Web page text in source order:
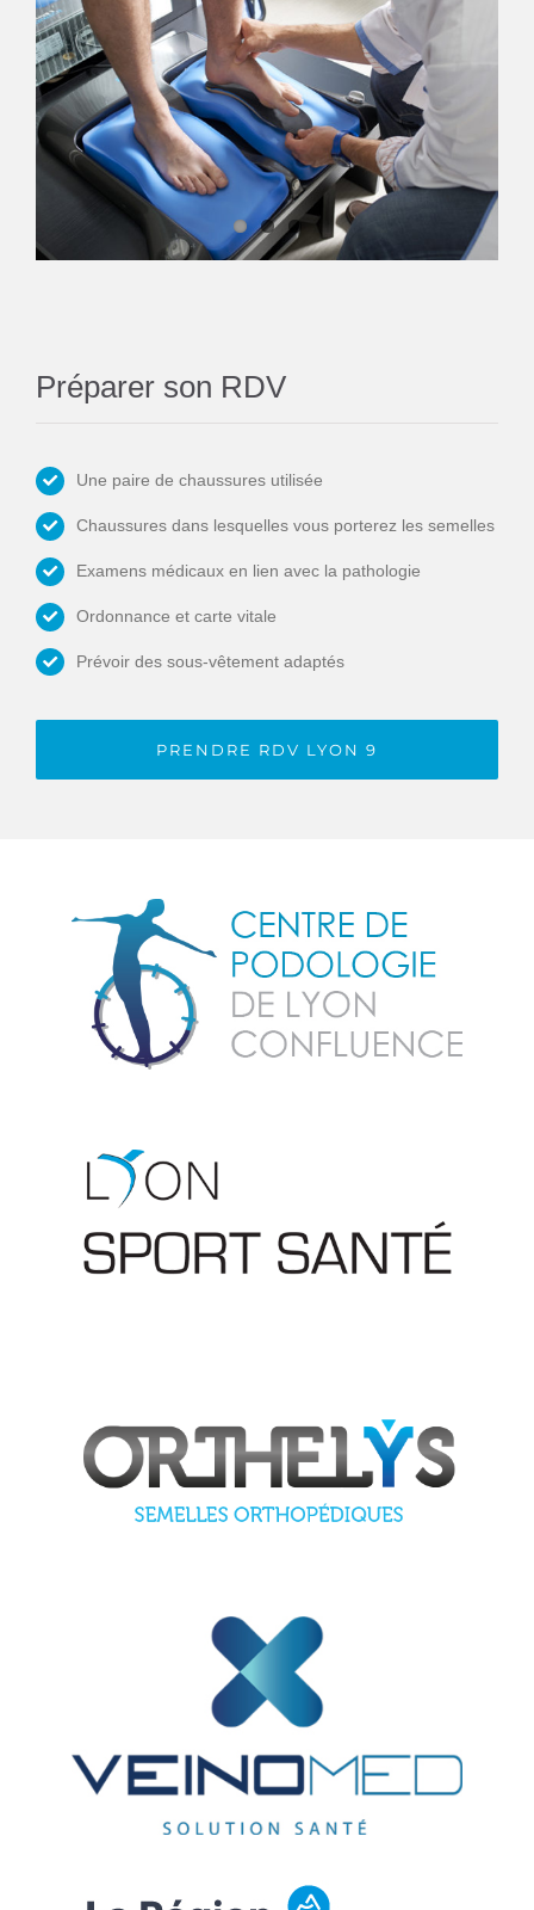
Préparer son RDV
Une paire de chaussures utilisée
Chaussures dans lesquelles vous porterez les semelles
Examens médicaux en lien avec la pathologie
Ordonnance et carte vitale
Prévoir des sous-vêtement adaptés
PRENDRE RDV LYON 9